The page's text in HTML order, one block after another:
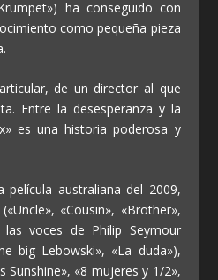
ha conseguido con
como pequeña pieza
de un director al que
Entre la desesperanza y la
es una historia poderosa y
película australiana del 2009,
«Cousin», «Brother»,
las voces de Philip Seymour
big Lebowski», «La duda»),
Sunshine», «8 mujeres y 1/2»,